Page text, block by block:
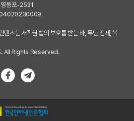
영등포-2531
츠는 저작권 법의 보호를 받는 바, 무단 전재, 복
All Rights Reserved.